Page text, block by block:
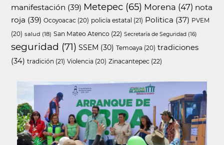
manifestación (39) Metepec (65) Morena (47) nota
roja (39) Ocoyoacac (20) policía estatal (21) Politica (37) PVEM
(20) salud (18) San Mateo Atenco (22) Secretaría de Seguridad (16)
seguridad (71) SSEM (30) Temoaya (20) tradiciones
(34) tradición (21) Violencia (20) Zinacantepec (22)